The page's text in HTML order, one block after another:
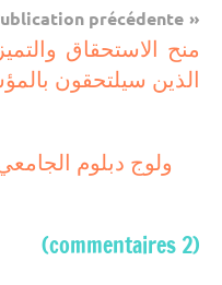
مباريات
Navigation
de
l’article
précédente
منح الاستحقاق
الذين سيلتحقون
ولوج دبلوم
(2 commentaires)